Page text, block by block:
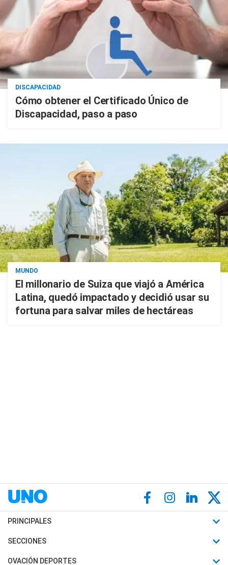
DISCAPACIDAD
Cómo obtener el Certificado Único de
Discapacidad, paso a paso
MUNDO
El millonario de Suiza que viajó a América
Latina, quedó impactado y decidió usar su
fortuna para salvar miles de hectáreas
PRINCIPALES
Últimas Noticias
Política
SECCIONES
Horóscopo
OVACIÓN DEPORTES